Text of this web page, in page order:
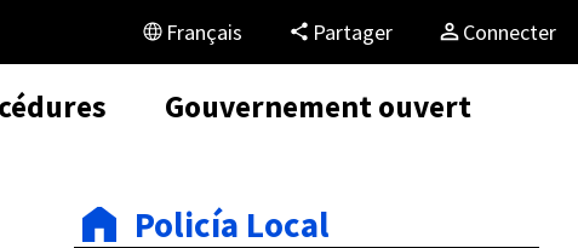
Français Partager Connecter
Gouvernement ouvert
Policía Local